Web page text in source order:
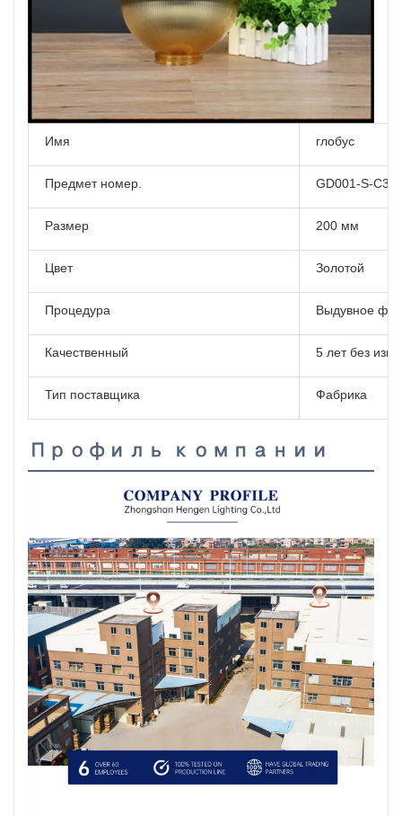
Имя глобус
Предмет номер. GD001-S-C3
Размер 200 мм
Цвет Золотой
Процедура Выдувное
Качественный 5 лет без
Тип поставщика Фабрика
Профиль компании